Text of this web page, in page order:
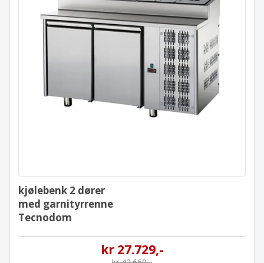
kjølebenk 2 dører
med garnityrrenne
Tecnodom
kjølebenk 2 dører
med garnityrrenne
Tecnodom
kr27.729,-